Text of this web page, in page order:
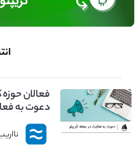
فعالان حوزه
دعوت به